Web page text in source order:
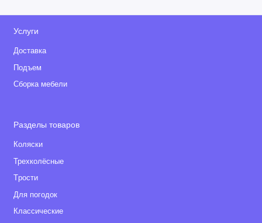
Услуги
Доставка
Подъем
Сборка мебели
Разделы товаров
Коляски
Трехколёсные
Tрости
Для погодок
Классические